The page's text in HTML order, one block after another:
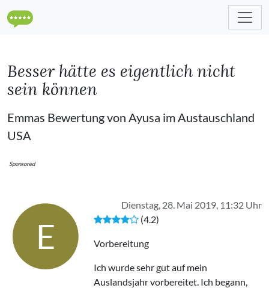
Besser hätte es eigentlich nicht
sein können
Emmas Bewertung von Ayusa im Austauschland
USA
Sponsored
E
Dienstag, 28. Mai 2019, 11:32 Uhr
(4.2)
Vorbereitung
Ich wurde sehr gut auf mein
Auslandsjahr vorbereitet. Ich begann,